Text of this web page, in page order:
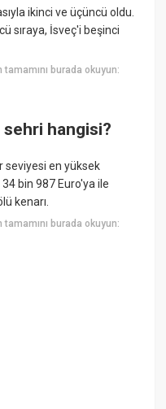
ikinci ve üçüncü oldu.
sıraya, İsveç'i beşinci
tamamını burada okuyun:
hangisi?
seviyesi en yüksek
bin 987 Euro'ya ile
kenarı.
tamamını burada okuyun: